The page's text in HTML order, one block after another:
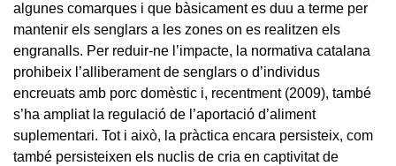
algunes comarques i que bàsicament es duu a terme per
mantenir els senglars a les zones on es realitzen els
engranalls. Per reduir-ne l’impacte, la normativa catalana
prohibeix l’alliberament de senglars o d’individus
encreuats amb porc domèstic i, recentment (2009), també
s’ha ampliat la regulació de l’aportació d’aliment
suplementari. Tot i això, la pràctica encara persisteix, com
també persisteixen els nuclis de cria en captivitat de